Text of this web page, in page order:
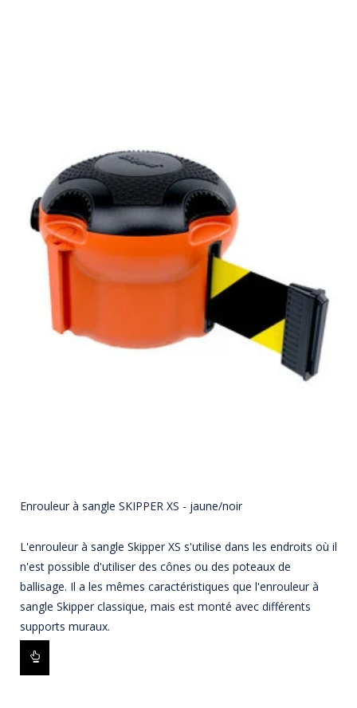
Enrouleur à sangle SKIPPER XS - jaune/noir
L'enrouleur à sangle Skipper XS s'utilise dans les endroits où il
n'est possible d'utiliser des cônes ou des poteaux de
ballisage. Il a les mêmes caractéristiques que l'enrouleur à
sangle Skipper classique, mais est monté avec différents
supports muraux.